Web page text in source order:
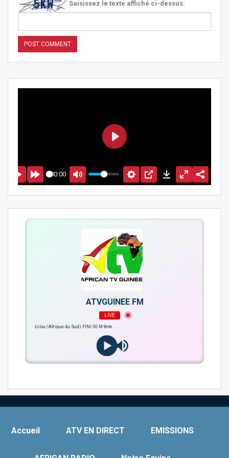
Saisissez le texte affiché ci-dessus:
00:00
PLAY
ATVGUINEE FM
LIVE
- Baayo Njilou (Afrique du Sud) FINI 30 M 8mn
Accueil ATV EN DIRECT EMISSIONS